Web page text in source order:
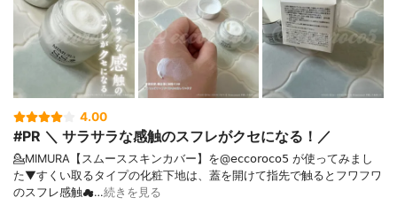
4.00
#PR ＼ サラサラな感触のスフレがクセになる！／
💁MIMURA【スムーススキンカバー】を@𝖾𝖼𝖼𝗈𝗋𝗈𝖼𝗈𝟧 が使ってみまし
た⁡⁡▼⁡すくい取るタイプの化粧下地は、蓋を開けて指先で触るとフワフワ
のスフレ感触☁…続きを見る